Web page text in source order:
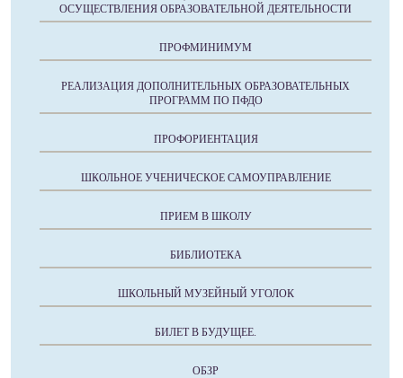
ОСУЩЕСТВЛЕНИЯ ОБРАЗОВАТЕЛЬНОЙ ДЕЯТЕЛЬНОСТИ
ПРОФМИНИМУМ
РЕАЛИЗАЦИЯ ДОПОЛНИТЕЛЬНЫХ ОБРАЗОВАТЕЛЬНЫХ
ПРОГРАММ ПО ПФДО
ПРОФОРИЕНТАЦИЯ
ШКОЛЬНОЕ УЧЕНИЧЕСКОЕ САМОУПРАВЛЕНИЕ
ПРИЕМ В ШКОЛУ
БИБЛИОТЕКА
ШКОЛЬНЫЙ МУЗЕЙНЫЙ УГОЛОК
БИЛЕТ В БУДУЩЕЕ.
ОБЗР